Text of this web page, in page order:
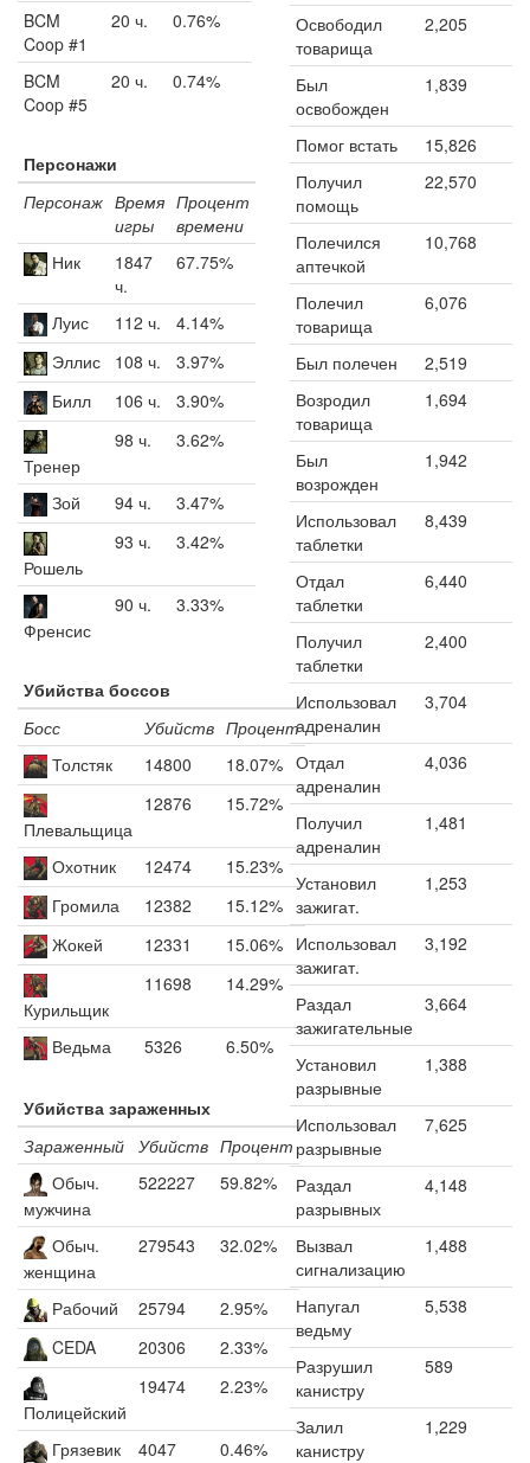
BCM
Coop #1
20 ч. 0.76%
BCM
Coop #5
20 ч. 0.74%
Персонажи
Персонаж Время
игры
Процент
времени
Ник
1847
ч.
67.75%
Луис 112 ч.
4.14%
Эллис
108 ч.
3.97%
Билл
106 ч. 3.90%
Тренер
98 ч. 3.62%
Зой 94 ч. 3.47%
Рошель
93 ч. 3.42%
Френсис
90 ч. 3.33%
Убийства боссов
Босс
Убийств Процент
Толстяк
14800 18.07%
Плевальщица
12876 15.72%
Охотник 12474
15.23%
Громила
12382
15.12%
Жокей
12331 15.06%
Курильщик
11698 14.29%
Ведьма 5326 6.50%
Убийства зараженных
Зараженный Убийств Процент
Обыч.
мужчина
522227 59.82%
Обыч.
женщина
279543 32.02%
Рабочий 25794
2.95%
CEDA
20306 2.33%
Полицейский
19474 2.23%
Грязевик 4047
0.46%
Освободил
товарища
2,205
Был
освобожден
1,839
Помог встать
15,826
Получил
помощь
22,570
Полечился
аптечкой
10,768
Полечил
товарища
6,076
Был полечен
2,519
Возродил
товарища
1,694
Был
возрожден
1,942
Использовал
таблетки
8,439
Отдал
таблетки
6,440
Получил
таблетки
2,400
Использовал
адреналин
3,704
Отдал
адреналин
4,036
Получил
адреналин
1,481
Установил
зажигат.
1,253
Использовал
зажигат.
3,192
Раздал
зажигательные
3,664
Установил
разрывные
1,388
Использовал
разрывные
7,625
Раздал
разрывных
4,148
Вызвал
сигнализацию
1,488
Напугал
ведьму
5,538
Разрушил
канистру
589
Залил
канистру
1,229